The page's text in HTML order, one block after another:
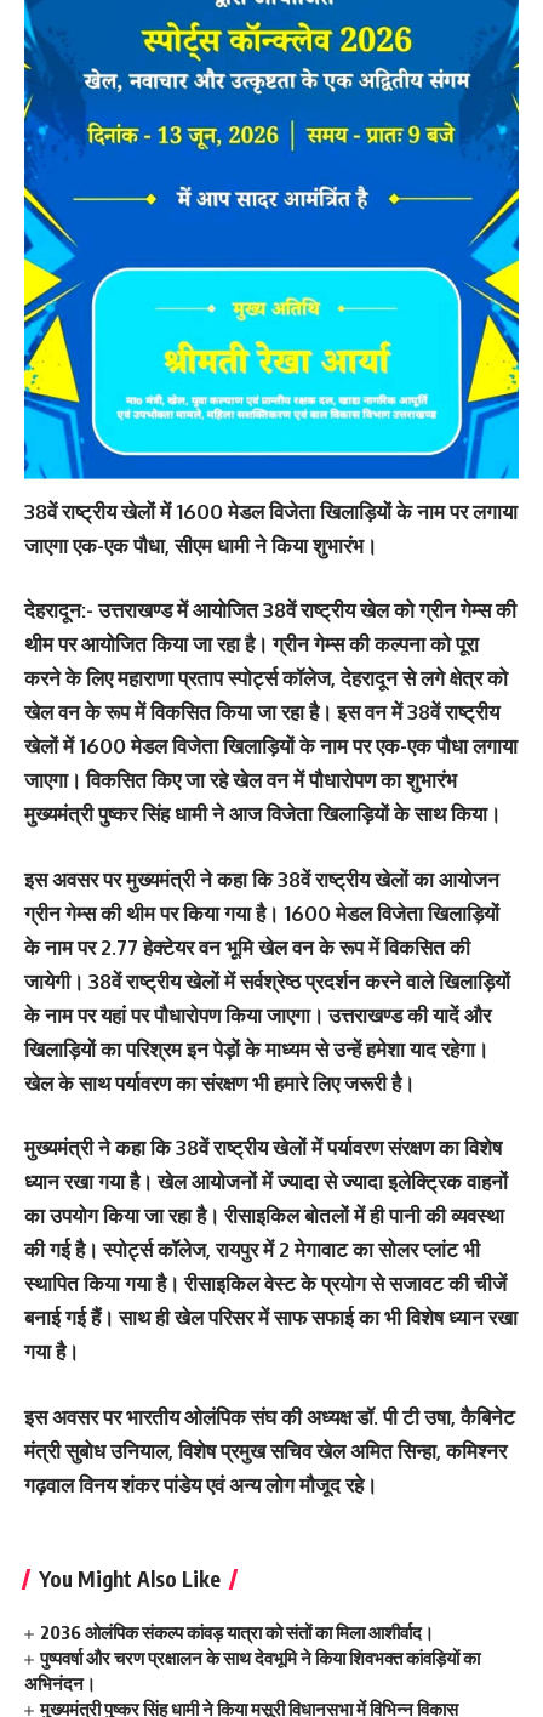
38वें राष्ट्रीय खेलों में 1600 मेडल विजेता खिलाड़ियों के नाम पर लगाया
जाएगा एक-एक पौधा, सीएम धामी ने किया शुभारंभ।
देहरादून:-उत्तराखण्ड में आयोजित 38वें राष्ट्रीय खेल को ग्रीन गेम्स की
थीम पर आयोजित किया जा रहा है। ग्रीन गेम्स की कल्पना को पूरा
करने के लिए महाराणा प्रताप स्पोर्ट्स कॉलेज, देहरादून से लगे क्षेत्र को
खेल वन के रूप में विकसित किया जा रहा है। इस वन में 38वें राष्ट्रीय
खेलों में 1600 मेडल विजेता खिलाड़ियों के नाम पर एक-एक पौधा लगाया
जाएगा। विकसित किए जा रहे खेल वन में पौधारोपण का शुभारंभ
मुख्यमंत्री पुष्कर सिंह धामी ने आज विजेता खिलाड़ियों के साथ किया।
इस अवसर पर मुख्यमंत्री ने कहा कि 38वें राष्ट्रीय खेलों का आयोजन
ग्रीन गेम्स की थीम पर किया गया है। 1600 मेडल विजेता खिलाड़ियों
के नाम पर 2.77 हेक्टेयर वन भूमि खेल वन के रूप में विकसित की
जायेगी। 38वें राष्ट्रीय खेलों में सर्वश्रेष्ठ प्रदर्शन करने वाले खिलाड़ियों
के नाम पर यहां पर पौधारोपण किया जाएगा। उत्तराखण्ड की यादें और
खिलाड़ियों का परिश्रम इन पेड़ों के माध्यम से उन्हें हमेशा याद रहेगा।
खेल के साथ पर्यावरण का संरक्षण भी हमारे लिए जरूरी है।
मुख्यमंत्री ने कहा कि 38वें राष्ट्रीय खेलों में पर्यावरण संरक्षण का विशेष
ध्यान रखा गया है। खेल आयोजनों में ज्यादा से ज्यादा इलेक्ट्रिक वाहनों
का उपयोग किया जा रहा है। रीसाइकिल बोतलों में ही पानी की व्यवस्था
की गई है। स्पोर्ट्स कॉलेज, रायपुर में 2 मेगावाट का सोलर प्लांट भी
स्थापित किया गया है। रीसाइकिल वेस्ट के प्रयोग से सजावट की चीजें
बनाई गई हैं। साथ ही खेल परिसर में साफ सफाई का भी विशेष ध्यान रखा
गया है।
इस अवसर पर भारतीय ओलंपिक संघ की अध्यक्ष डॉ. पी टी उषा, कैबिनेट
मंत्री सुबोध उनियाल, विशेष प्रमुख सचिव खेल अमित सिन्हा, कमिश्नर
गढ़वाल विनय शंकर पांडेय एवं अन्य लोग मौजूद रहे।
You Might Also Like
2036 ओलंपिक संकल्प कांवड़ यात्रा को संतों का मिला आशीर्वाद।
पुष्पवर्षा और चरण प्रक्षालन के साथ देवभूमि ने किया शिवभक्त कांवड़ियों का
अभिनंदन।
मुख्यमंत्री पुष्कर सिंह धामी ने किया मसूरी विधानसभा में विभिन्न विकास